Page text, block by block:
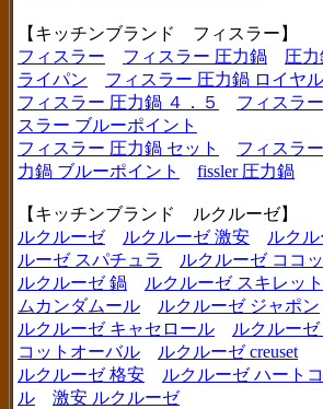
【キッチンブランド フィスラー】
フィスラー
フィスラー 圧力鍋 圧
ライパン
フィスラー 圧力鍋 ロイヤル
フィスラー 圧力鍋 ４．５
フィスラ
スラー ブルーポイント
フィスラー 圧力鍋 セット
フィスラ
力鍋 ブルーポイント
fissler 圧力鍋
【キッチンブランド ルクルーゼ】
ルクルーゼ
ルクルーゼ 激安 ルク
ルーゼ スパチュラ
ルクルーゼ ココ
ルクルーゼ 鍋
ルクルーゼ スキレット
ムカンダムール
ルクルーゼ ジャポン
ルクルーゼ キャセロール
ルクルー
コットオーバル
ルクルーゼ creuset
ルクルーゼ 格安
ルクルーゼ ハート
ル
激安 ルクルーゼ